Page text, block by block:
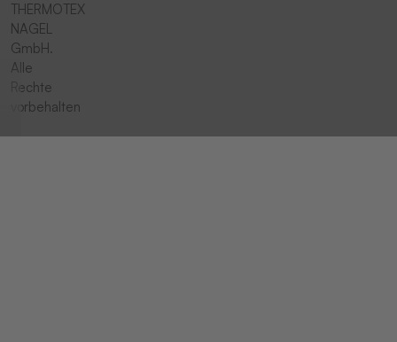
THERMOTEX
NAGEL
GmbH.
Alle
Rechte
vorbehalten